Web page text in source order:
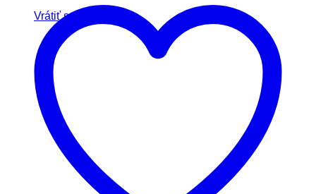
Vrátiť sa do obchodu